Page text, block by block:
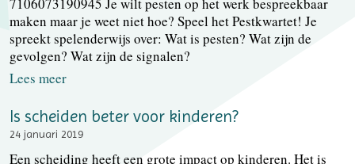
maken maar je weet niet hoe? Speel het Pestkwartet! Je
spreekt spelenderwijs over: Wat is pesten? Wat zijn de
gevolgen? Wat zijn de signalen?
Lees meer
Is scheiden beter voor kinderen?
24 januari 2019
Een scheiding heeft een grote impact op kinderen. Het is